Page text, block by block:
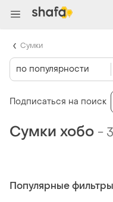
Сумки хобо -
Популярные фильтры
по популярности
Подписаться на поиск
Сумки